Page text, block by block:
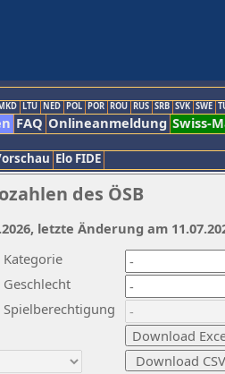
LTU NED POL POR ROU RUS SRB SVK SWE
FAQ Onlineanmeldung Swiss-
Elo FIDE
des ÖSB
Kategorie
Geschlecht
Spielberechtigung
letzte Änderung am